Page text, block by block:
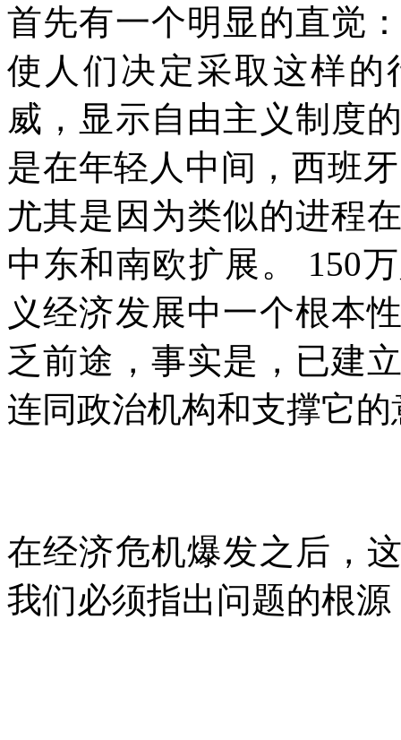
首先有一个明显的直觉
使人们决定采取这样的
威，显示自由主义制度
是在年轻人中间，西班
尤其是因为类似的进程
中东和南欧扩展。
150
义经济发展中一个根本
乏前途，事实是，已建
连同政治机构和支撑它
在经济危机爆发之后，
我们必须指出问题的根源